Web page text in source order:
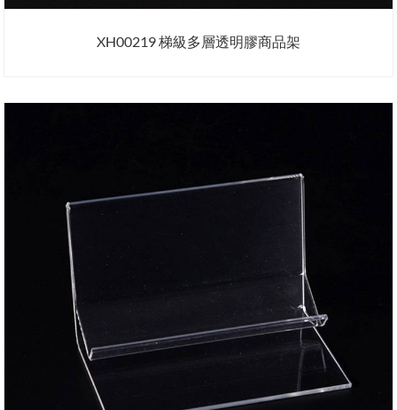
XH00219 梯級多層透明膠商品架